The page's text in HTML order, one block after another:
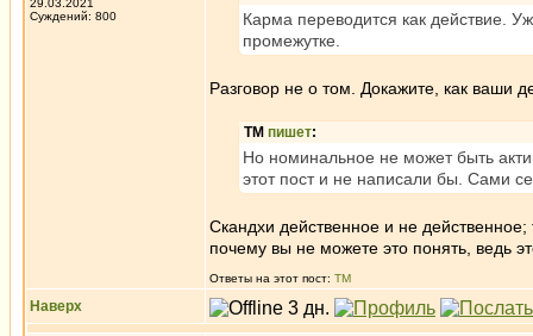
29.03.2021
Суждений: 800
Карма переводится как действие.
промежутке.
Разговор не о том. Докажите, как ваши
ТМ пишет:
Но номинальное не может быть
этот пост и не написали бы. Сами
Скандхи действенное и не действенное;
почему вы не можете это понять, ведь
Ответы на этот пост: ТМ
Наверх